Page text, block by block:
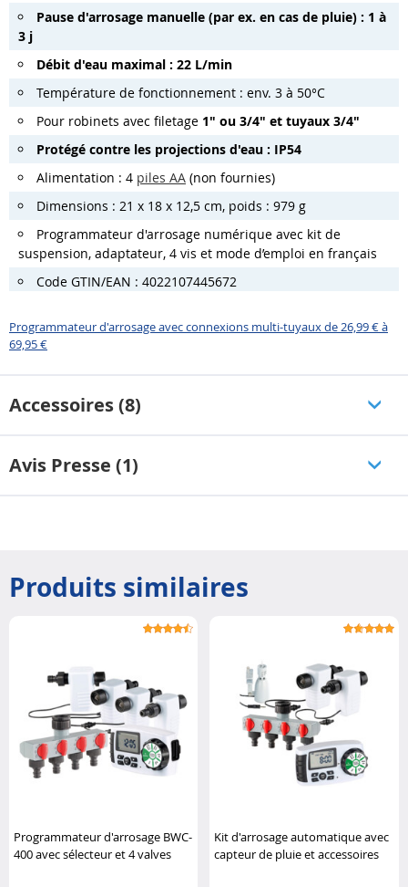
Pause d'arrosage manuelle (par ex. en cas de pluie) : 1 à
3 j
Débit d'eau maximal : 22 L/min
Température de fonctionnement : env. 3 à 50°C
Pour robinets avec filetage 1" ou 3/4" et tuyaux 3/4"
Protégé contre les projections d'eau : IP54
Alimentation : 4 piles AA (non fournies)
Dimensions : 21 x 18 x 12,5 cm, poids : 979 g
Programmateur d'arrosage numérique avec kit de
suspension, adaptateur, 4 vis et mode d’emploi en français
Code GTIN/EAN : 4022107445672
Programmateur d'arrosage avec connexions multi-tuyaux de 26,99 € à
69,95 €
Accessoires (8)
Avis Presse (1)
Produits similaires
Programmateur d'arrosage BWC-
400 avec sélecteur et 4 valves
Kit d'arrosage automatique avec
capteur de pluie et accessoires